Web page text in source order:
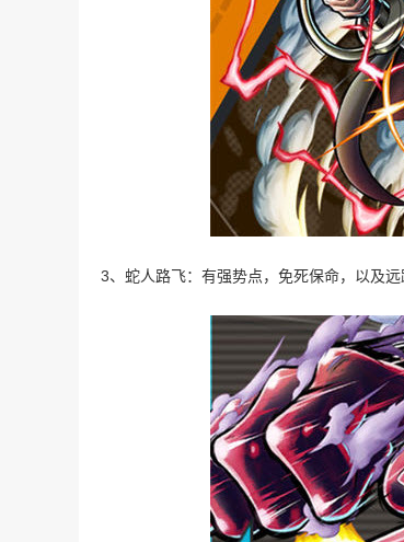
3、蛇人路飞：有强势点，免死保命，以及